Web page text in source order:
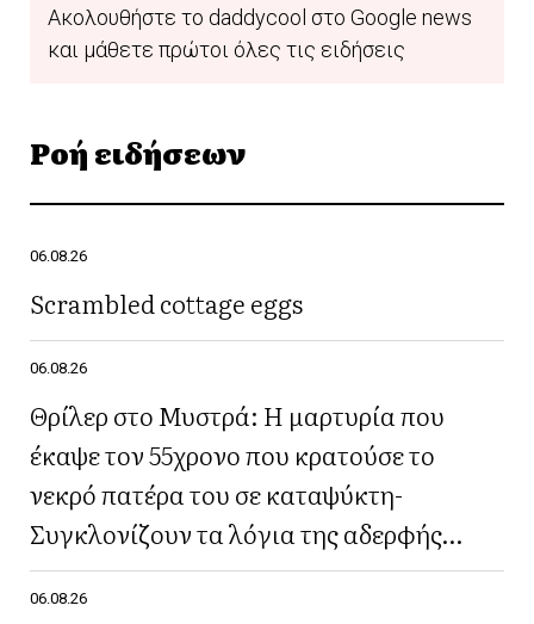
Ακολουθήστε το daddycool στο Google news
και μάθετε πρώτοι όλες τις ειδήσεις
Ροή ειδήσεων
06.08.26
Scrambled cottage eggs
06.08.26
Θρίλερ στο Μυστρά: Η μαρτυρία που
έκαψε τον 55χρονο που κρατούσε το
νεκρό πατέρα του σε καταψύκτη-
Συγκλονίζουν τα λόγια της αδερφής
του(Βίντεο)
06.08.26